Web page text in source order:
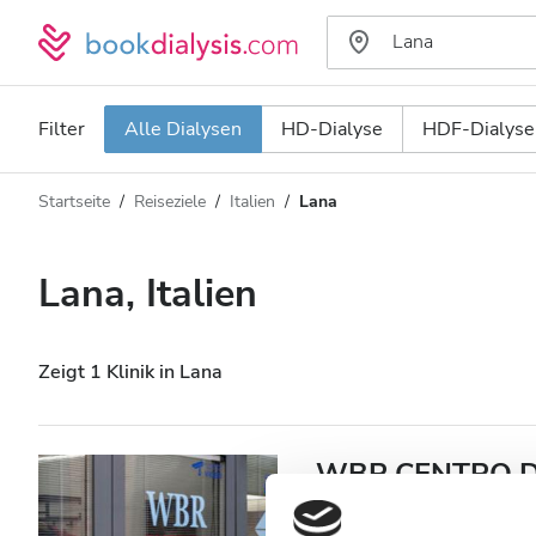
Filter Alle Dialysen HD-Dialyse HDF-Dialyse
Art der Dialyse
Alle Dialysen
HDF-Dialyse
Akzeptiert
Patienten mit HIV
Entfernung
Bewertung
Preis
Startseite Reiseziele Italien Lana
Lana, Italien
Zeigt 1 Klinik in Lana
WBR CENTRO
Lana, Italien